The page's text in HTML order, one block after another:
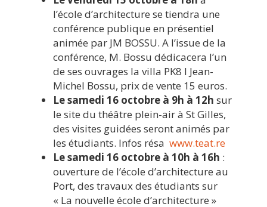
l’école d’architecture se tiendra une
conférence publique en présentiel
animée par JM BOSSU. A l’issue de la
conférence, M. Bossu dédicacera l’un
de ses ouvrages la villa PK8 I Jean-
Michel Bossu, prix de vente 15 euros.
Le samedi 16 octobre à 9h à 12h sur
le site du théâtre plein-air à St Gilles,
des visites guidées seront animés par
les étudiants. Infos résawww.teat.re
Le samedi 16 octobre à 10h à 16h :
ouverture de l’école d’architecture au
Port, des travaux des étudiants sur
« La nouvelle école d’architecture »